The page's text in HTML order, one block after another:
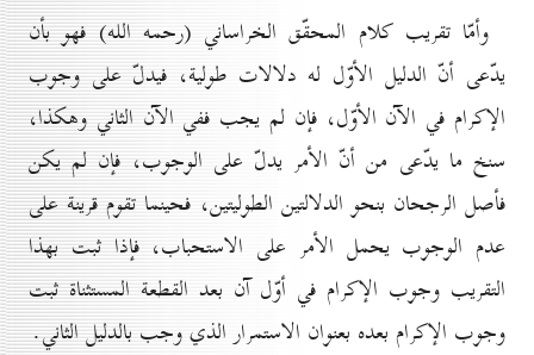
وأمّا تقريب كلام المحقّق الخراساني (رحمه الله) فهو بأن
يدّعى أنّ الدليل الأوّل له دلالات طولية، فيدلّ على وجوب
الإكرام في الآن الأوّل، فإن لم يجب ففي الآن الثاني وهكذا،
سنخ ما يدّعى من أنّ الأمر يدلّ على الوجوب، فإن لم يكن
فأصل الرجحان بنحو الدلالتين الطوليتين، فحينما تقوم قرينة على
عدم الوجوب يحمل الأمر على الاستحباب، فإذا ثبت بهذا
التقريب وجوب الإكرام في أوّل آن بعد القطعة المستثناة ثبت
وجوب الإكرام بعده بعنوان الاستمرار الذي وجب بالدليل الثاني.